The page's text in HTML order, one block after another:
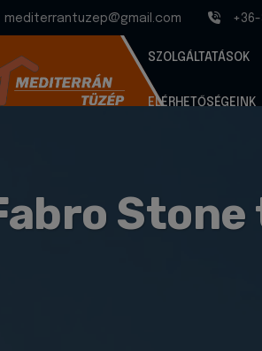
mediterrantuzep@gmail.com
SZOLGÁLTATÁSOK
ELÉRHETŐSÉGEINK